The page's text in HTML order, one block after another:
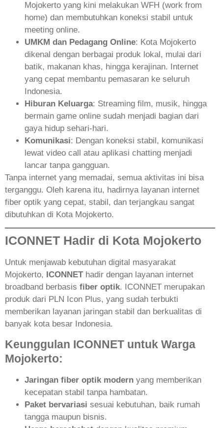
Mojokerto yang kini melakukan WFH (work from
home) dan membutuhkan koneksi stabil untuk
meeting online.
UMKM dan Pedagang Online: Kota Mojokerto
dikenal dengan berbagai produk lokal, mulai dari
batik, makanan khas, hingga kerajinan. Internet
yang cepat membantu pemasaran ke seluruh
Indonesia.
Hiburan Keluarga: Streaming film, musik, hingga
bermain game online sudah menjadi bagian dari
gaya hidup sehari-hari.
Komunikasi: Dengan koneksi stabil, komunikasi
lewat video call atau aplikasi chatting menjadi
lancar tanpa gangguan.
Tanpa internet yang memadai, semua aktivitas ini bisa
terganggu. Oleh karena itu, hadirnya layanan internet
fiber optik yang cepat, stabil, dan terjangkau sangat
dibutuhkan di Kota Mojokerto.
ICONNET Hadir di Kota Mojokerto
Untuk menjawab kebutuhan digital masyarakat
Mojokerto, ICONNEThadir dengan layanan internet
broadband berbasis fiber optik. ICONNET merupakan
produk dari PLN Icon Plus, yang sudah terbukti
memberikan layanan jaringan stabil dan berkualitas di
banyak kota besar Indonesia.
Keunggulan ICONNET untuk Warga
Mojokerto:
Jaringan fiber optik modern yang memberikan
kecepatan stabil tanpa hambatan.
Paket bervariasi sesuai kebutuhan, baik rumah
tangga maupun bisnis.